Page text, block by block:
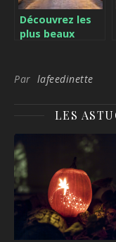
Découvrez les
plus beaux
leurs festivités
Par lafeedinette
LES